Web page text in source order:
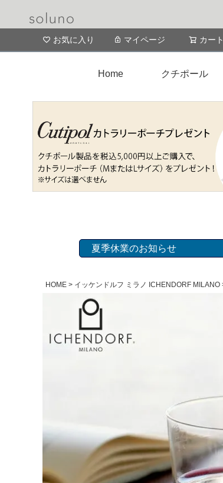
お気に入り マイページ カート
Home クチポール
夏季休業のお知らせ
HOME イッケンドルフ ミラノ ICHENDORF MILANO